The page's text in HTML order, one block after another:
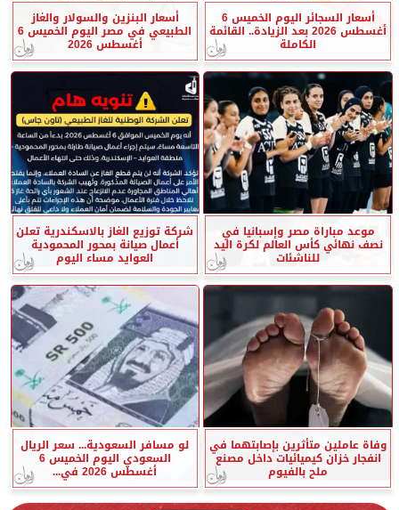
أسعار السجائر اليوم الخميس 6
أغسطس 2026 بعد الزيادة.. القائمة
الكاملة
أسعار البنزين والسولار والغاز
الطبيعي في مصر اليوم الخميس 6
أغسطس 2026
موعد مباراة مصر وإسبانيا في
نصف نهائي كأس العالم لكرة اليد
للناشئات
شركة توزيع الغاز بالاسكندرية تعلن
أعمال صيانة بمحور المحمودية
العوايد مساء اليوم
وفاة عاملين متأثرين بإصابتهما في
انفجار خزان كيميائيات داخل مصنع
ملح بالفيوم
لو مسافر السعودية... سعر الريال
السعودي اليوم الخميس 6
أغسطس 2026 في...